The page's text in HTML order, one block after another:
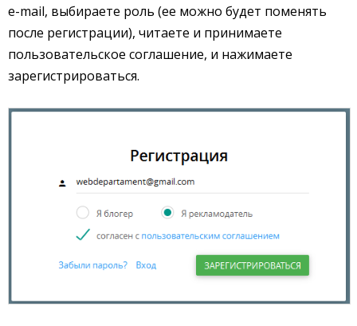
e-mail, выбираете роль (ее можно будет поменять
после регистрации), читаете и принимаете
пользовательское соглашение, и нажимаете
зарегистрироваться.